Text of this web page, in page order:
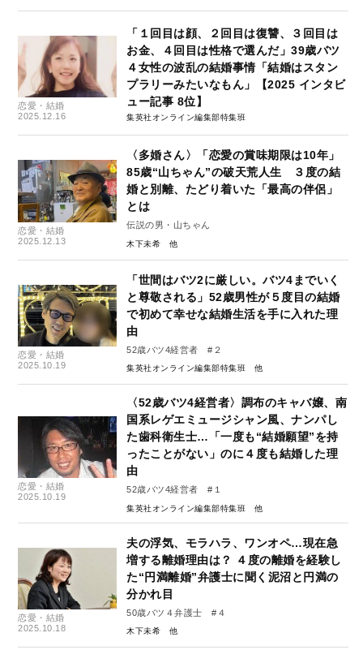
恋愛・結婚
2025.12.16
「１回目は顔、２回目は復讐、３回目は
お金、４回目は性格で選んだ」39歳バツ
４女性の波乱の結婚事情「結婚はスタン
プラリーみたいなもん」【2025 インタビ
ュー記事 8位】
集英社オンライン編集部特集班
恋愛・結婚
2025.12.13
〈多婚さん〉「恋愛の賞味期限は10年」
85歳“山ちゃん”の破天荒人生 ３度の結
婚と別離、たどり着いた「最高の伴侶」
とは
伝説の男・山ちゃん
木下未希
恋愛・結婚
2025.10.19
「世間はバツ2に厳しい。バツ4までいく
と尊敬される」52歳男性が５度目の結婚
で初めて幸せな結婚生活を手に入れた理
由
52歳バツ4経営者 #２
集英社オンライン編集部特集班
恋愛・結婚
2025.10.19
〈52歳バツ4経営者〉調布のキャバ嬢、南
国系レゲエミュージシャン風、ナンパし
た歯科衛生士…「一度も“結婚願望”を持
ったことがない」のに４度も結婚した理
由
52歳バツ4経営者 #１
集英社オンライン編集部特集班
恋愛・結婚
2025.10.18
夫の浮気、モラハラ、ワンオペ…現在急
増する離婚理由は？ ４度の離婚を経験し
た“円満離婚”弁護士に聞く泥沼と円満の
分かれ目
50歳バツ４弁護士 #４
木下未希